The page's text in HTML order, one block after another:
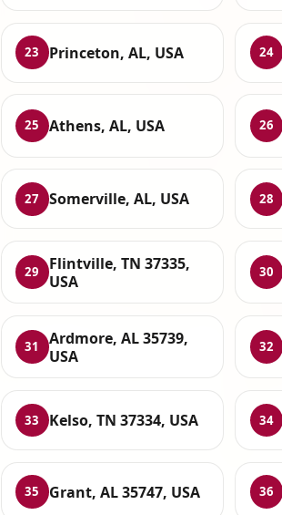
23 Princeton, AL, USA 24
25 Athens, AL, USA 26
27 Somerville, AL, USA 28
29
Flintville, TN 37335,
USA
30
31
Ardmore, AL 35739,
USA
32
33 Kelso, TN 37334, USA 34
35 Grant, AL 35747, USA 36